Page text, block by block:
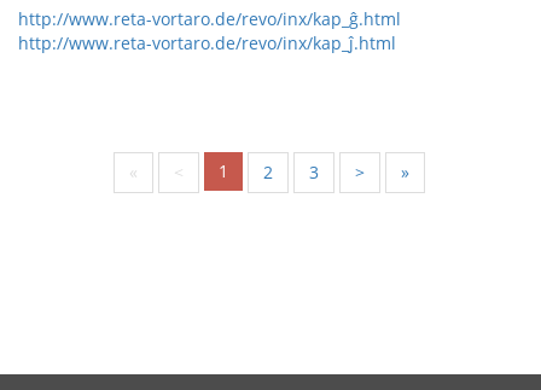
http://www.reta-vortaro.de/revo/inx/kap_ĝ.html
http://www.reta-vortaro.de/revo/inx/kap_ĵ.html
« < 1 2 3 > »